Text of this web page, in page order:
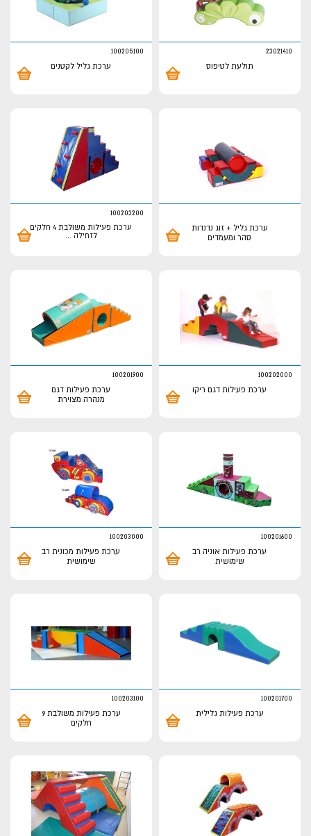
23021410
תולעת לטיפוס
100205100
ערכת גליל לקטנים
ערכת גליל + זוג נדנדות
סהר ומעמדים
100203200
ערכת פעילות משולבת 4 חלקים
לזחילה
100202000
ערכת פעילות דגם ריקו
100201900
ערכת פעילות דגם
מנהרה מצוירת
100201600
ערכת פעילות אוניה רב
שימושית
100203000
ערכת פעילות מכונית רב
שימושית
100201700
ערכת פעילות גלילית
100203100
ערכת פעילות משולבת 9
חלקים